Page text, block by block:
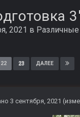
2021 в
22 23 ДАЛЕЕ
3 сентября, 2021